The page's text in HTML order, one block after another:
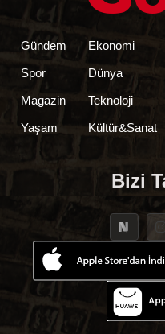
Gündem
Spor
Magazin
Yaşam
Ekonomi
Dünya
Teknoloji
Kültür&Sanat
Bizi